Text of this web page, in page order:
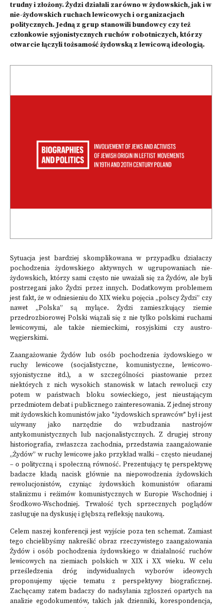
trudny i złożony. Żydzi działali zarówno w żydowskich, jak i w
nie-żydowskich ruchach lewicowych i organizacjach
politycznych. Jedną z grup stanowili bundowcy czy też
członkowie syjonistycznych ruchów robotniczych, którzy
otwarcie łączyli tożsamość żydowską z lewicową ideologią.
Sytuacja jest bardziej skomplikowana w przypadku działaczy
pochodzenia żydowskiego aktywnych w ugrupowaniach nie-
żydowskich, którzy sami często nie uważali się za Żydów, ale byli
postrzegani jako Żydzi przez innych. Dodatkowym problemem
jest fakt, że w odniesieniu do XIX wieku pojęcia „polscy Żydzi” czy
nawet „Polska” są mylące. Żydzi zamieszkujący ziemie
przedrozbiorowej Polski wiązali się z nie tylko polskimi ruchami
lewicowymi, ale także niemieckimi, rosyjskimi czy austro-
węgierskimi.
Zaangażowanie Żydów lub osób pochodzenia żydowskiego w
ruchy lewicowe (socjalistyczne, komunistyczne, lewicowo-
syjonistyczne itd.), a w szczególności piastowanie przez
niektórych z nich wysokich stanowisk w latach rewolucji czy
potem w państwach bloku sowieckiego, jest nieustającym
przedmiotem debat i publicznego zainteresowania. Z jednej strony
mit żydowskich komunistów jako "żydowskich sprawców" był i jest
używany jako narzędzie do wzbudzania nastrojów
antykomunistycznych lub nacjonalistycznych. Z drugiej strony
historiografia, zwłaszcza zachodnia, przedstawia zaangażowanie
„Żydów” w ruchy lewicowe jako przykład walki – często nieudanej
– o polityczną i społeczną równość. Prezentujący tę perspektywę
badacze kładą nacisk głównie na niepowodzenia żydowskich
rewolucjonistów, czyniąc żydowskich komunistów ofiarami
stalinizmu i reżimów komunistycznych w Europie Wschodniej i
Środkowo-Wschodniej. Trwałość tych sprzecznych poglądów
zasługuje na dyskusję i głębszą refleksję naukową.
Celem naszej konferencji jest wyjście poza ten schemat. Zamiast
tego chcielibyśmy nakreślić obraz rzeczywistego zaangażowania
Żydów i osób pochodzenia żydowskiego w działalność ruchów
lewicowych na ziemiach polskich w XIX i XX wieku. W celu
prześledzenia dróg indywidualnych wyborów ideowych
proponujemy ujęcie tematu z perspektywy biograficznej.
Zachęcamy zatem badaczy do nadsyłania zgłoszeń opartych na
analizie egodokumentów, takich jak dzienniki, korespondencja,